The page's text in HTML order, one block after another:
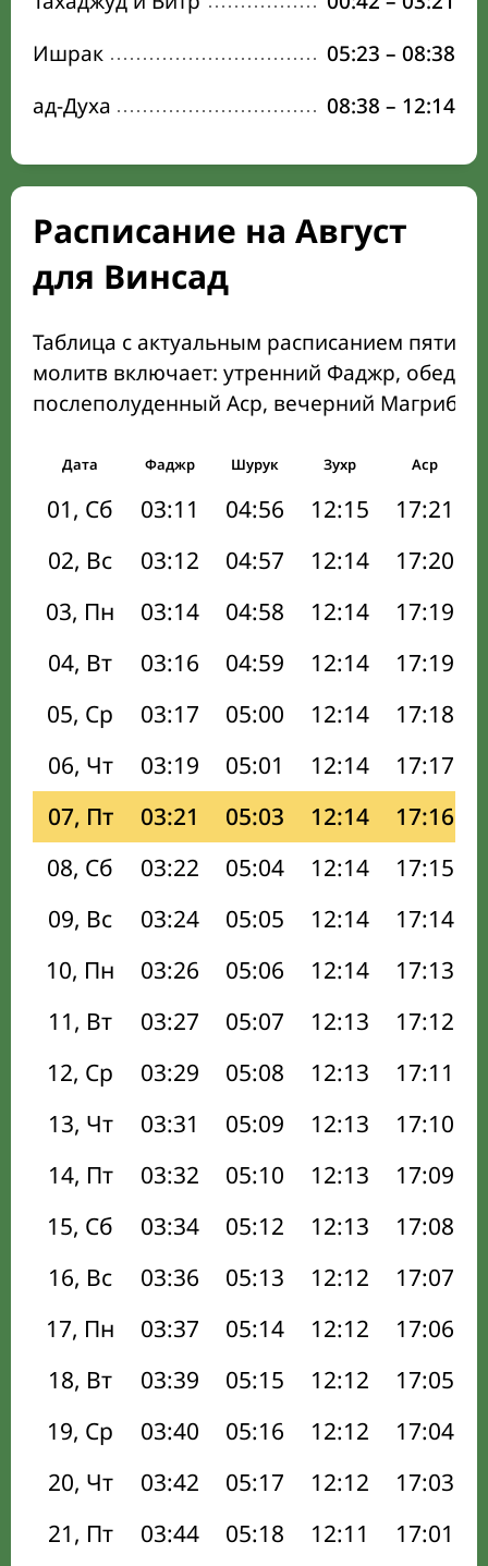
Ишрак
05:23 – 08:38
ад-Духа
08:38 – 12:14
Расписание на Август
для Винсад
Таблица с актуальным расписанием пяти
молитв включает: утренний Фаджр,
послеполуденный Аср, вечерний Магриб
Дата Фаджр Шурук Зухр Аср
01, Сб 03:11 04:56 12:15 17:21
02, Вс
03:12 04:57 12:14 17:20
03, Пн
03:14 04:58 12:14 17:19
04, Вт
03:16 04:59 12:14 17:19
05, Ср
03:17 05:00 12:14 17:18
06, Чт
03:19 05:01 12:14 17:17
07, Пт
03:21 05:03 12:14 17:16
08, Сб
03:22 05:04 12:14 17:15
09, Вс
03:24 05:05 12:14 17:14
10, Пн
03:26 05:06 12:14 17:13
11, Вт
03:27 05:07 12:13 17:12
12, Ср
03:29 05:08 12:13 17:11
13, Чт
03:31 05:09 12:13 17:10
14, Пт
03:32 05:10 12:13 17:09
15, Сб
03:34 05:12 12:13 17:08
16, Вс
03:36 05:13 12:12 17:07
17, Пн
03:37 05:14 12:12 17:06
18, Вт
03:39 05:15 12:12 17:05
19, Ср
03:40 05:16 12:12 17:04
20, Чт
03:42 05:17 12:12 17:03
21, Пт
03:44 05:18 12:11 17:01